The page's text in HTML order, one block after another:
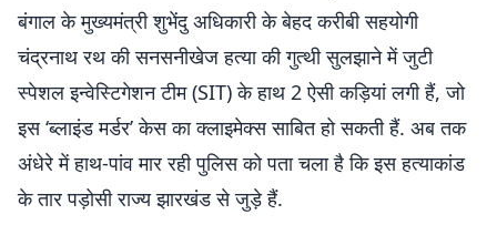
बंगाल के मुख्यमंत्री शुभेंदु अधिकारी के बेहद करीबी सहयोगी
चंद्रनाथ रथ की सनसनीखेज हत्या की गुत्थी सुलझाने में जुटी
स्पेशल इन्वेस्टिगेशन टीम (SIT) के हाथ 2 ऐसी कड़ियां लगी हैं, जो
इस ‘ब्लाइंड मर्डर’ केस का क्लाइमेक्स साबित हो सकती हैं. अब तक
अंधेरे में हाथ-पांव मार रही पुलिस को पता चला है कि इस हत्याकांड
के तार पड़ोसी राज्य झारखंड से जुड़े हैं.